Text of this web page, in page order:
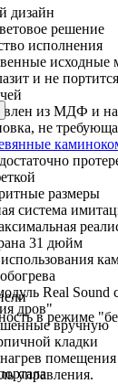
дизайн
решение
исполнения
исходные
и не
из МДФ и
не
размеры
система
31 дюйм
Real Sound
дров"
вручную
кладки
управления.
в режиме